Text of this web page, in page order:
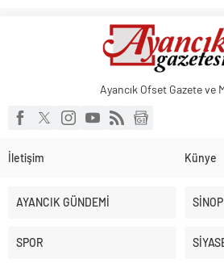
Ayancık Ofset Gazete ve
İletişim Künye
AYANCIK GÜNDEMİ
SPOR